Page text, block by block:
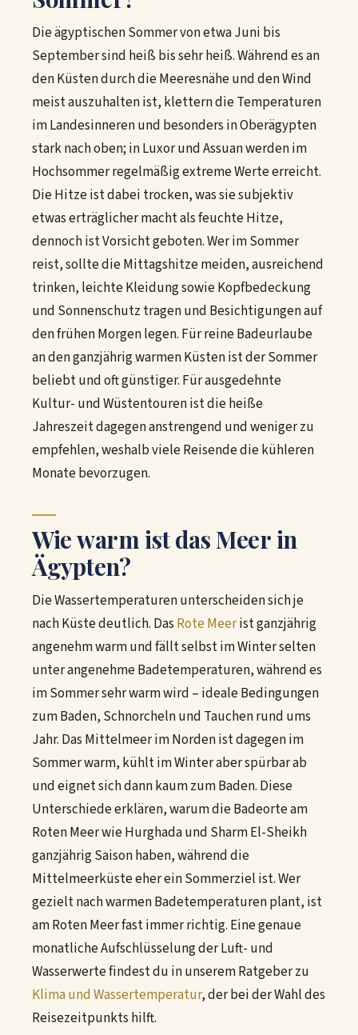
Die ägyptischen Sommer von etwa Juni bis
September sind heiß bis sehr heiß. Während es an
den Küsten durch die Meeresnähe und den Wind
meist auszuhalten ist, klettern die Temperaturen
im Landesinneren und besonders in Oberägypten
stark nach oben; in Luxor und Assuan werden im
Hochsommer regelmäßig extreme Werte erreicht.
Die Hitze ist dabei trocken, was sie subjektiv
etwas erträglicher macht als feuchte Hitze,
dennoch ist Vorsicht geboten. Wer im Sommer
reist, sollte die Mittagshitze meiden, ausreichend
trinken, leichte Kleidung sowie Kopfbedeckung
und Sonnenschutz tragen und Besichtigungen auf
den frühen Morgen legen. Für reine Badeurlaube
an den ganzjährig warmen Küsten ist der Sommer
beliebt und oft günstiger. Für ausgedehnte
Kultur- und Wüstentouren ist die heiße
Jahreszeit dagegen anstrengend und weniger zu
empfehlen, weshalb viele Reisende die kühleren
Monate bevorzugen.
Wie warm ist das Meer in
Ägypten?
Die Wassertemperaturen unterscheiden sich je
nach Küste deutlich. Das Rote Meerist ganzjährig
angenehm warm und fällt selbst im Winter selten
unter angenehme Badetemperaturen, während es
im Sommer sehr warm wird – ideale Bedingungen
zum Baden, Schnorcheln und Tauchen rund ums
Jahr. Das Mittelmeer im Norden ist dagegen im
Sommer warm, kühlt im Winter aber spürbar ab
und eignet sich dann kaum zum Baden. Diese
Unterschiede erklären, warum die Badeorte am
Roten Meer wie Hurghada und Sharm El-Sheikh
ganzjährig Saison haben, während die
Mittelmeerküste eher ein Sommerziel ist. Wer
gezielt nach warmen Badetemperaturen plant, ist
am Roten Meer fast immer richtig. Eine genaue
monatliche Aufschlüsselung der Luft- und
Wasserwerte findest du in unserem Ratgeber zu
Klima und Wassertemperatur, der bei der Wahl des
Reisezeitpunkts hilft.